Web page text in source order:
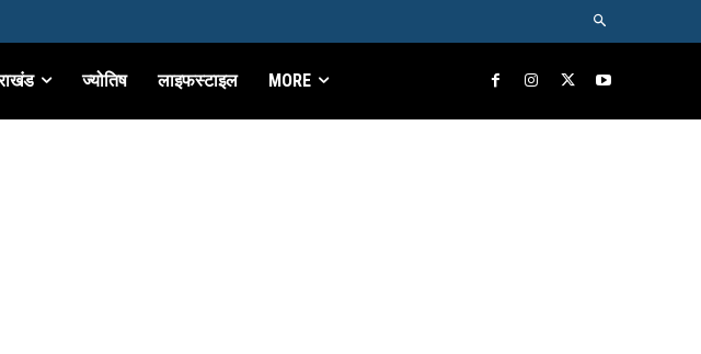
ज्योतिष लाइफस्टाइल MORE